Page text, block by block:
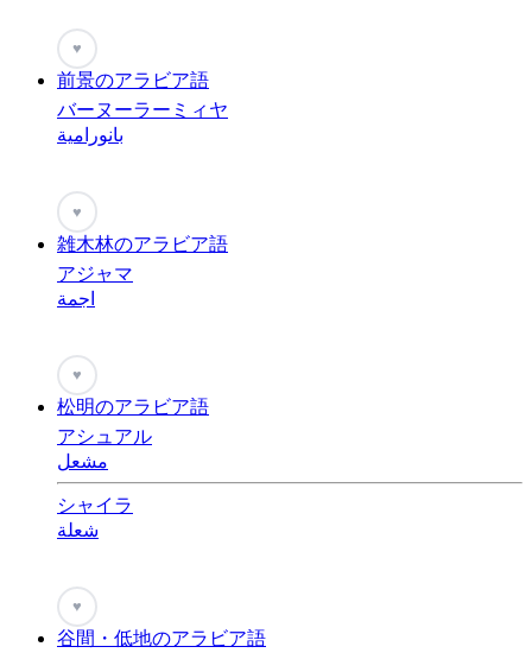
♥
前景のアラビア語
バーヌーラーミィヤ
بانورامية
♥
雑木林のアラビア語
アジャマ
اجمة
♥
松明のアラビア語
アシュアル
مشعل
シャイラ
شعلة
♥
谷間・低地のアラビア語